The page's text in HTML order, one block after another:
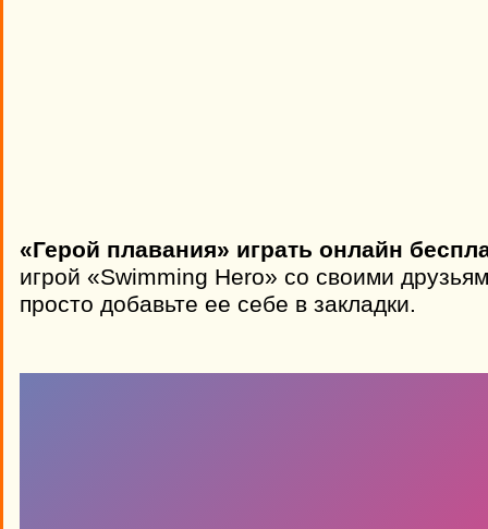
«Герой плавания» играть онлайн
игрой «Swimming Hero» со своими
просто добавьте ее себе в закладки.